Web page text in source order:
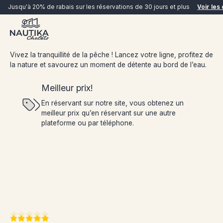
Jusqu'à 20% de rabais sur les réservations de 30 jours et plus Voir les
RÉSERVER MAINTENANT
Expériences Pêche
Pêche
Vivez la tranquillité de la pêche ! Lancez votre ligne, profitez de
la nature et savourez un moment de détente au bord de l’eau.
Meilleur prix!
En réservant sur notre site, vous obtenez un
meilleur prix qu’en réservant sur une autre
plateforme ou par téléphone.